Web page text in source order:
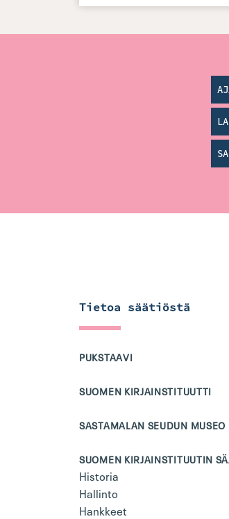
Tietoa säätiöstä
PUKSTAAVI
SUOMEN KIRJAINSTITUUTTI
SASTAMALAN SEUDUN MUSEO
SUOMEN KIRJAINSTITUUTIN
Historia
Hallinto
Hankkeet